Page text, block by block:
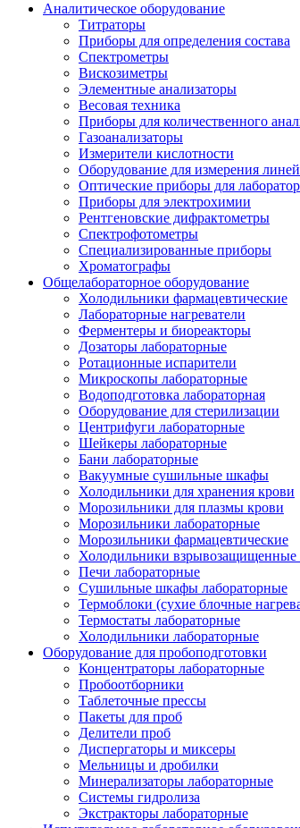
Аналитическое оборудование
Титраторы
Приборы для определения состава
Спектрометры
Вискозиметры
Элементные анализаторы
Весовая техника
Приборы для количественного
Газоанализаторы
Измерители кислотности
Оборудование для измерения
Оптические приборы для
Приборы для электрохимии
Рентгеновские дифрактометры
Спектрофотометры
Специализированные приборы
Хроматографы
Общелабораторное оборудование
Холодильники фармацевтические
Лабораторные нагреватели
Ферментеры и биореакторы
Дозаторы лабораторные
Ротационные испарители
Микроскопы лабораторные
Водоподготовка лабораторная
Оборудование для стерилизации
Центрифуги лабораторные
Шейкеры лабораторные
Бани лабораторные
Вакуумные сушильные шкафы
Холодильники для хранения крови
Морозильники для плазмы крови
Морозильники лабораторные
Морозильники фармацевтические
Холодильники взрывозащищенные
Печи лабораторные
Сушильные шкафы лабораторные
Термоблоки (сухие блочные
Термостаты лабораторные
Холодильники лабораторные
Оборудование для пробоподготовки
Концентраторы лабораторные
Пробоотборники
Таблеточные прессы
Пакеты для проб
Делители проб
Диспергаторы и миксеры
Мельницы и дробилки
Минерализаторы лабораторные
Системы гидролиза
Экстракторы лабораторные